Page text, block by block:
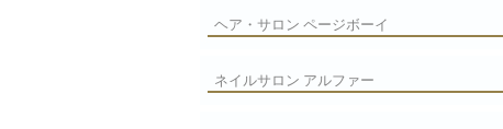
ヘア・サロン ページボーイ
ネイルサロン アルファー